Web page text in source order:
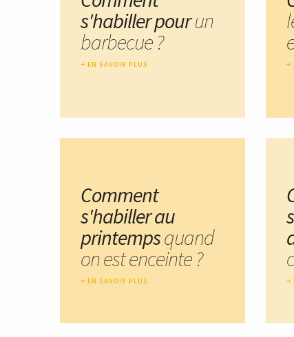
s'habiller pourun
barbecue ?
EN SAVOIR PLUS
Comment
s'habiller au
printempsquand
on est enceinte ?
EN SAVOIR PLUS